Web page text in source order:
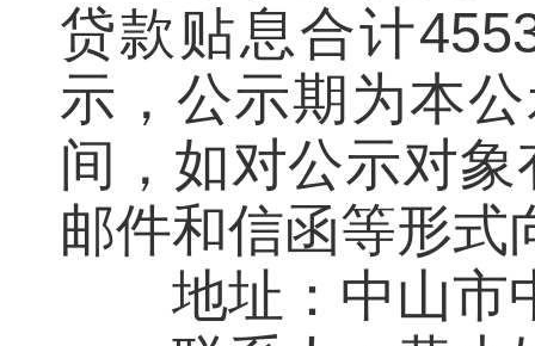
贷款贴息合计
示，公示期为本
间，如对公示对
邮件和信函等形式
地址：中山市中